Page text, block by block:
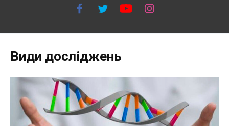
Види досліджень